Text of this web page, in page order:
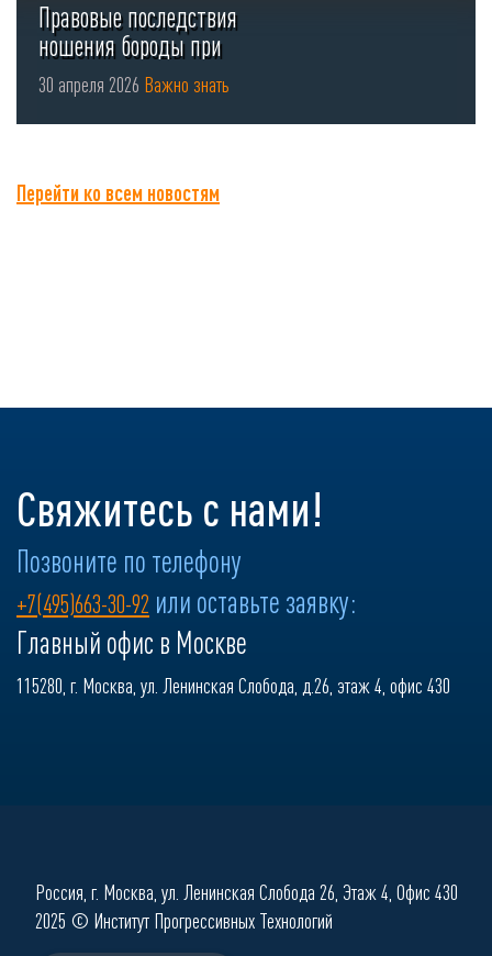
Правовые последствия
ношения бороды при
использовании СИЗ органов
...
30 апреля 2026 Важно знать
Перейти ко всем новостям
Свяжитесь с нами!
Позвоните по телефону
+7(495)663-30-92 или оставьте заявку:
Главный офис в Москве
115280, г. Москва, ул. Ленинская Слобода, д.26, этаж 4, офис 430
Россия, г. Москва, ул. Ленинская Слобода 26, Этаж 4, Офис 430
2025 © Институт Прогрессивных Технологий